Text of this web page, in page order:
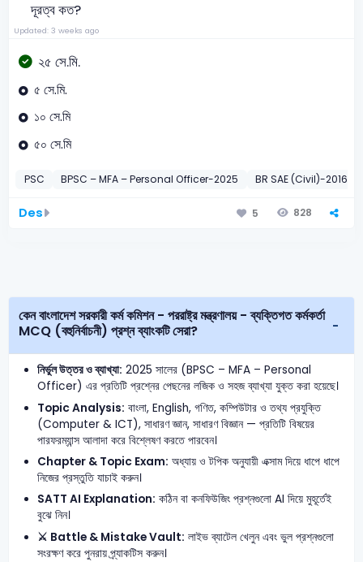
দূরত্ব কত?
Updated: 3 weeks ago
২৫ সে.মি.
৫ সে.মি.
১০ সে.মি
৫০ সে.মি
PSC BPSC – MFA – Personal Officer-2025 BR SAE (Civil)-2016
Des 5 828
কেন বাংলাদেশ সরকারী কর্ম কমিশন - পররাষ্ট্র মন্ত্রণালয় - ব্যক্তিগত কর্মকর্তা
MCQ (বহুনির্বাচনী) প্রশ্ন ব্যাংকটি সেরা?
নির্ভুল উত্তর ও ব্যাখ্যা: 2025 সালের (BPSC – MFA – Personal
Officer) এর প্রতিটি প্রশ্নের পেছনের লজিক ও সহজ ব্যাখ্যা যুক্ত করা হয়েছে।
Topic Analysis: বাংলা, English, গণিত, কম্পিউটার ও তথ্য প্রযুক্তি
(Computer & ICT), সাধারণ জ্ঞান, সাধারণ বিজ্ঞান — প্রতিটি বিষয়ের
পারফরম্যান্স আলাদা করে বিশ্লেষণ করতে পারবেন।
Chapter & Topic Exam: অধ্যায় ও টপিক অনুযায়ী এক্সাম দিয়ে ধাপে ধাপে
নিজের প্রস্তুতি যাচাই করুন।
SATT AI Explanation: কঠিন বা কনফিউজিং প্রশ্নগুলো AI দিয়ে মুহূর্তেই
বুঝে নিন।
⚔️ Battle & Mistake Vault: লাইভ ব্যাটেল খেলুন এবং ভুল প্রশ্নগুলো
সংরক্ষণ করে পুনরায় প্র্যাকটিস করুন।